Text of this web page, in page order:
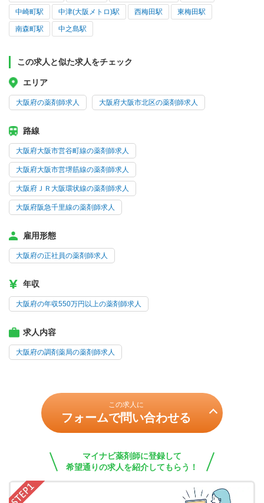
中崎町駅 中津(大阪メトロ)駅 西梅田駅 東梅田駅
南森町駅 中之島駅
この求人と似た求人をチェック
エリア
大阪府の薬剤師求人 大阪府大阪市北区の薬剤師求人
路線
大阪府大阪市営谷町線の薬剤師求人
大阪府大阪市営堺筋線の薬剤師求人
大阪府ＪＲ大阪環状線の薬剤師求人
大阪府阪急千里線の薬剤師求人
雇用形態
大阪府の正社員の薬剤師求人
年収
大阪府の年収550万円以上の薬剤師求人
求人内容
大阪府の調剤薬局の薬剤師求人
この求人に
フォームで問い合わせる
マイナビ薬剤師に登録して
希望通りの求人を紹介してもらう！